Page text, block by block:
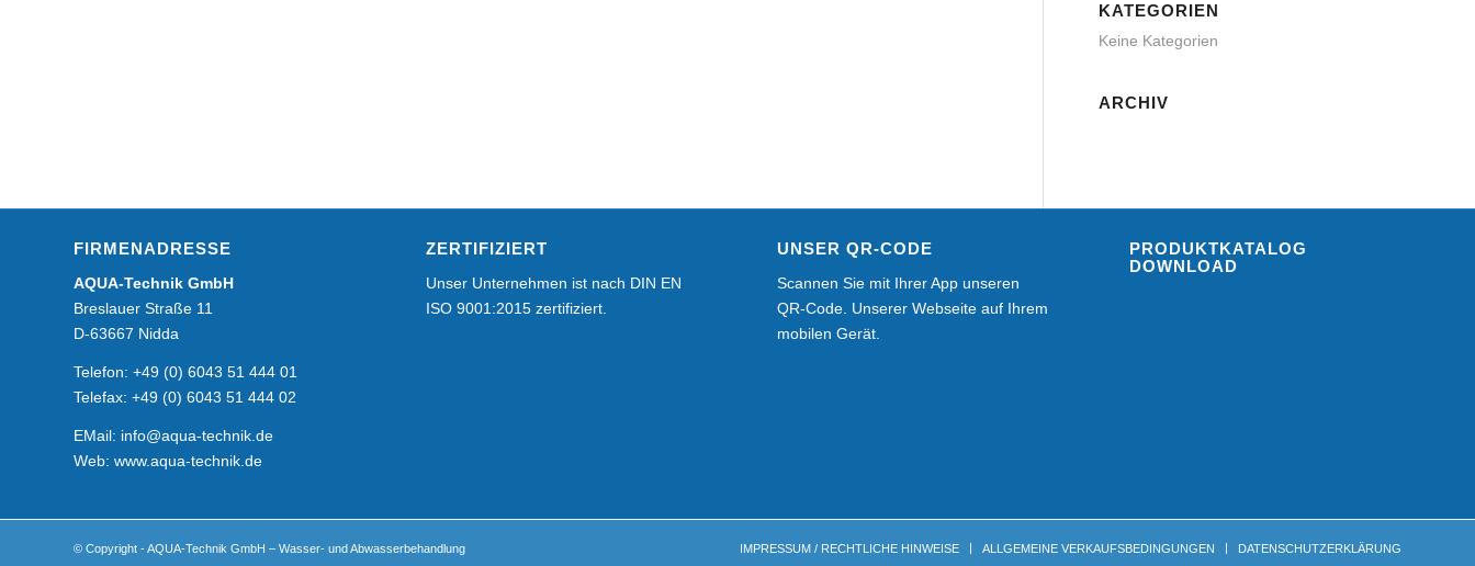
KATEGORIEN
Keine Kategorien
ARCHIV
FIRMENADRESSE
AQUA-Technik GmbH
Breslauer Straße 11
D-63667 Nidda
Telefon: +49 (0) 6043 51 444 01
Telefax: +49 (0) 6043 51 444 02
EMail: info@aqua-technik.de
Web: www.aqua-technik.de
ZERTIFIZIERT
Unser Unternehmen ist nach DIN EN
ISO 9001:2015 zertifiziert.
UNSER QR-CODE
Scannen Sie mit Ihrer App unseren
QR-Code. Unserer Webseite auf Ihrem
mobilen Gerät.
PRODUKTKATALOG
DOWNLOAD
© Copyright - AQUA-Technik GmbH – Wasser- und Abwasserbehandlung IMPRESSUM / RECHTLICHE HINWEISE ALLGEMEINE VERKAUFSBEDINGUNGEN DATENSCHUTZERKLÄRUNG